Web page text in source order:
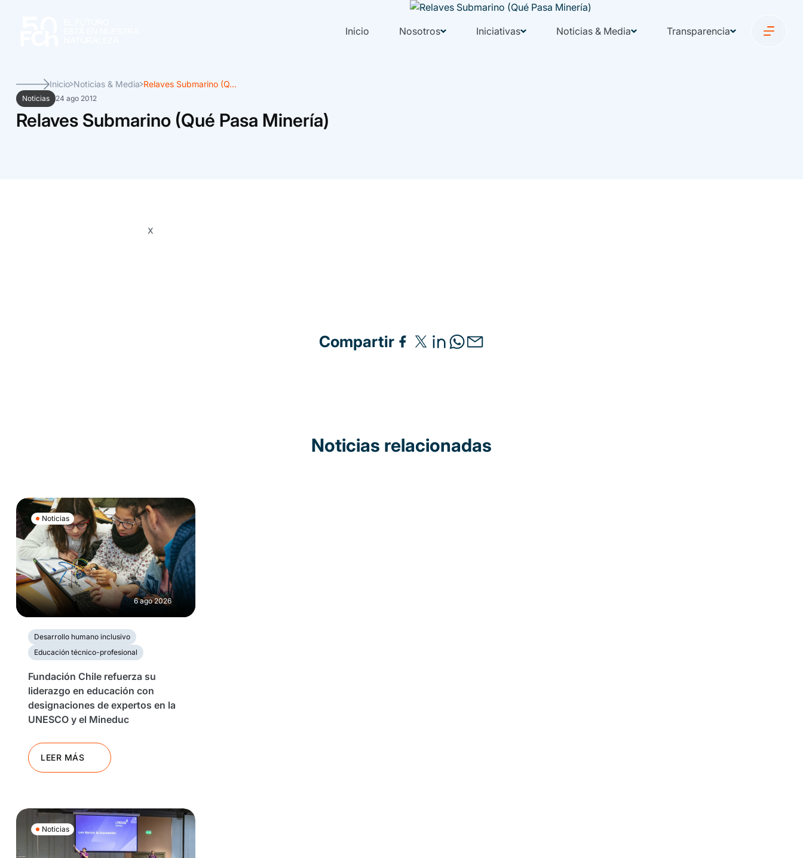
Inicio Nosotros Iniciativas Noticias & Media Transparencia
Inicio Noticias & Media Relaves Submarino (Q...
Noticias 24 ago 2012
Relaves Submarino (Qué Pasa Minería)
x
Compartir
Noticias relacionadas
Noticias
6 ago 2026
Desarrollo humano inclusivo
Educación técnico-profesional
Fundación Chile refuerza su
liderazgo en educación con
designaciones de expertos en la
UNESCO y el Mineduc
LEER MÁS
Noticias